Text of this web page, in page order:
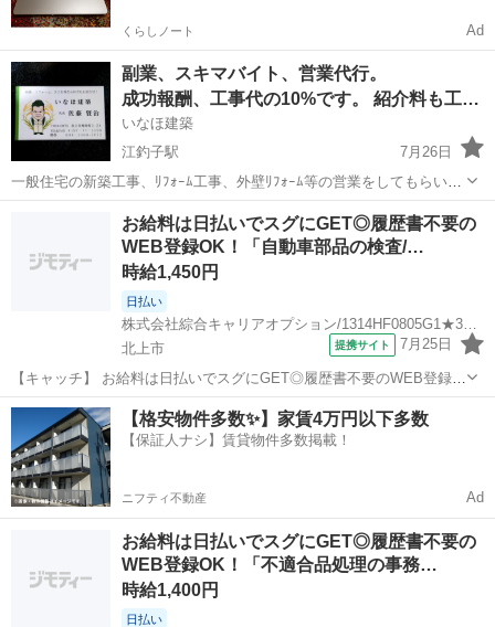
くらしノート Ad
副業、スキマバイト、営業代行。
成功報酬、工事代の10%です。 紹介料も工事代の10%です。
いなほ建築
江釣子駅
7月26日
一般住宅の新築工事、ﾘﾌｫｰﾑ工事、外壁ﾘﾌｫｰﾑ等の営業をしてもらいま
す。 仕事依頼の紹介でも構いません。
江釣子駅
お給料は日払いでスグにGET◎履歴書不要の
WEB登録OK！「自動車部品の検査/…
時給1,450円
日払い
株式会社綜合キャリアオプション/1314HF0805G1★32-N
北上市
提携サイト 7月25日
【キャッチ】 お給料は日払いでスグにGET◎履歴書不要のWEB登録
OK！「自動車部品の検査/データ入力」高時給1450円！立川目周辺！
20代～40代のスタッフが多数活躍中★ 【コメント】 製造のお仕事を
お探しの方必見！ ...
岩手 北上市 一般事務
【格安物件多数✨】家賃4万円以下多数
【保証人ナシ】賃貸物件多数掲載！
ニフティ不動産 Ad
お給料は日払いでスグにGET◎履歴書不要の
WEB登録OK！「不適合品処理の事務…
時給1,400円
日払い